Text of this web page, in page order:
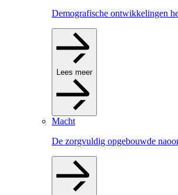
Demografische ontwikkelingen
Lees meer
Macht
De zorgvuldig opgebouwde